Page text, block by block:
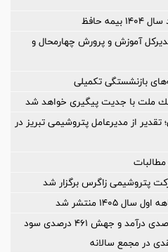
حافظ
آموزش و پرورش چهارمحال و
بازنشستگی تکمیلی
ملت با جدیت پیگیری خواهد شد
از مدیرعامل پتروشیمی تبریز در
پتروشیمی زاگرس برگزار شد
1405 منتشر شد
سال طلایی پترول با رشد ۷۴ درصدی درآمد و جهش ۴۶۱ درصدی سود